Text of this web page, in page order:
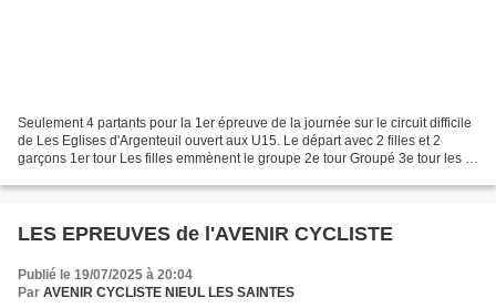
Seulement 4 partants pour la 1er épreuve de la journée sur le circuit difficile
de Les Eglises d'Argenteuil ouvert aux U15. Le départ avec 2 filles et 2
garçons 1er tour Les filles emmènent le groupe 2e tour Groupé 3e tour les 4
LES EPREUVES de l'AVENIR CYCLISTE
Publié le 19/07/2025 à 20:04
Par AVENIR CYCLISTE NIEUL LES SAINTES